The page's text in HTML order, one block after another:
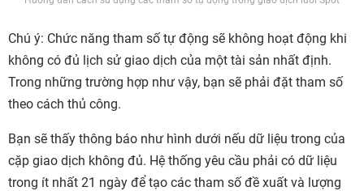
Chú ý: Chức năng tham số tự động sẽ không hoạt động khi
không có đủ lịch sử giao dịch của một tài sản nhất định.
Trong những trường hợp như vậy, bạn sẽ phải đặt tham số
theo cách thủ công.
Bạn sẽ thấy thông báo như hình dưới nếu dữ liệu trong của
cặp giao dịch không đủ. Hệ thống yêu cầu phải có dữ liệu
trong ít nhất 21 ngày để tạo các tham số đề xuất và lượng